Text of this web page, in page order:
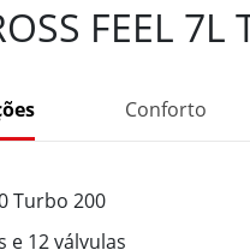
FEEL 7L
Conforto
Turbo 200
e 12 válvulas